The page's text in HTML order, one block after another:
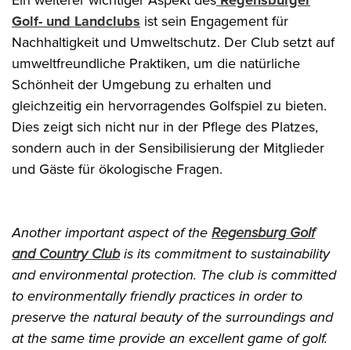
Golf- und Landclubs ist sein Engagement für
Nachhaltigkeit und Umweltschutz. Der Club setzt auf
umweltfreundliche Praktiken, um die natürliche
Schönheit der Umgebung zu erhalten und
gleichzeitig ein hervorragendes Golfspiel zu bieten.
Dies zeigt sich nicht nur in der Pflege des Platzes,
sondern auch in der Sensibilisierung der Mitglieder
und Gäste für ökologische Fragen.
Another important aspect of the Regensburg Golf
and Country Clubis its commitment to sustainability
and environmental protection. The club is committed
to environmentally friendly practices in order to
preserve the natural beauty of the surroundings and
at the same time provide an excellent game of golf.